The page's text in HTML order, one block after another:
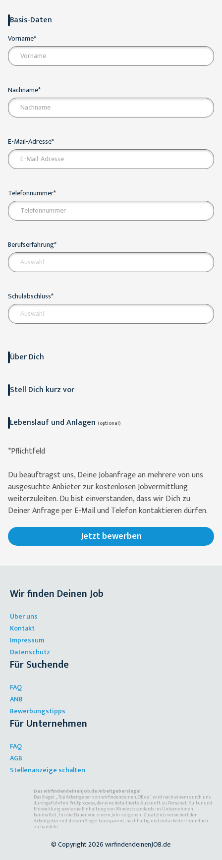
Basis-Daten
Vorname*
Nachname*
E-Mail-Adresse*
Telefonnummer*
Berufserfahrung*
Auswahl
Schulabschluss*
Auswahl
Über Dich
Stell Dich kurz vor
Lebenslauf und Anlagen (optional)
*Pflichtfeld
Du beauftragst uns, Deine Jobanfrage an mehrere von uns
ausgesuchte Anbieter zur kostenlosen Jobvermittlung
weiterzuleiten. Du bist einverstanden, dass wir Dich zu
Deiner Anfrage per E-Mail und Telefon kontaktieren dürfen.
Jetzt bewerben
Wir finden Deinen Job
Über uns
Kontakt
Impressum
Datenschutz
Für Suchende
FAQ
ANB
Bewerbungstipps
Für Unternehmen
FAQ
AGB
Stellenanzeige schalten
Das wirfindendeinenjob.de Arbeitgebersiegel
Das Siegel „Top Arbeitgeber von wirfindendeinenJOB.de“ wird nach einem durch uns
durchgeführten Prüfprozess, der eine detaillierte Auskunft zu Personal, Kultur und
Entwicklung sowie die Einhaltung von Mindeststandards im Unternehmen
beinhaltet, für die Dauer von einem Jahr vergeben. Zusätzlich versichert der
Arbeitgeber mit diesem Siegel transparent, nachhaltig und mitarbeiterfreundlich
zu handeln.
© Copyright 2026 wirfindendeinenJOB.de